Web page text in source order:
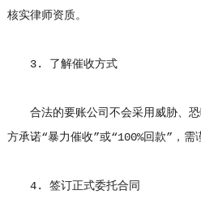
核实律师资质。
3. 了解催收方式
合法的要账公司不会采用威胁、恐
方承诺“暴力催收”或“100%回款”，需
4. 签订正式委托合同